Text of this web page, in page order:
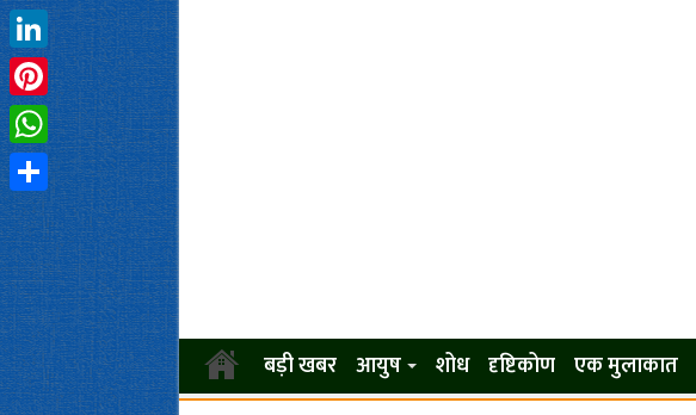
बड़ी खबर आयुष शोध दृष्टिकोण एक मुलाकात
Twitter
LinkedIn
Pinterest
WhatsApp
Share